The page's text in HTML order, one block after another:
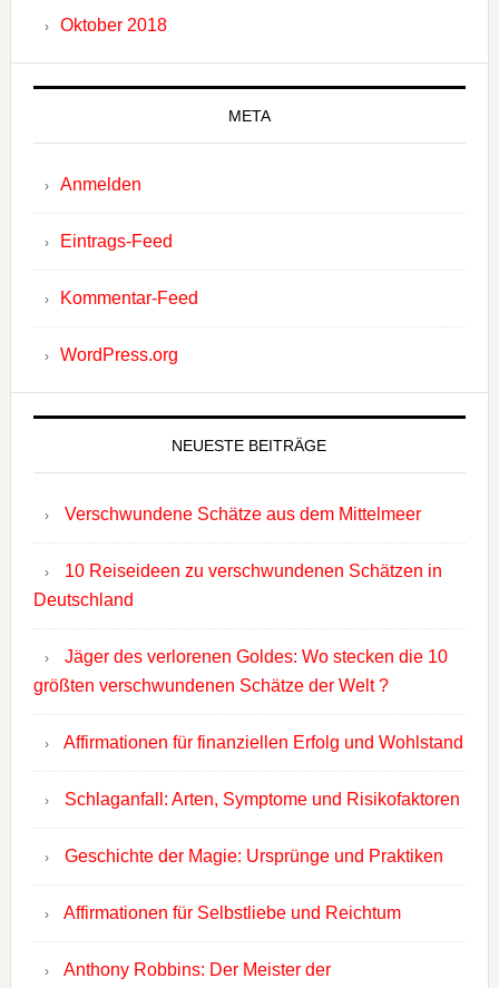
Oktober 2018
META
Anmelden
Eintrags-Feed
Kommentar-Feed
WordPress.org
NEUESTE BEITRÄGE
Verschwundene Schätze aus dem Mittelmeer
10 Reiseideen zu verschwundenen Schätzen in
Deutschland
Jäger des verlorenen Goldes: Wo stecken die 10
größten verschwundenen Schätze der Welt ?
Affirmationen für finanziellen Erfolg und Wohlstand
Schlaganfall: Arten, Symptome und Risikofaktoren
Geschichte der Magie: Ursprünge und Praktiken
Affirmationen für Selbstliebe und Reichtum
Anthony Robbins: Der Meister der